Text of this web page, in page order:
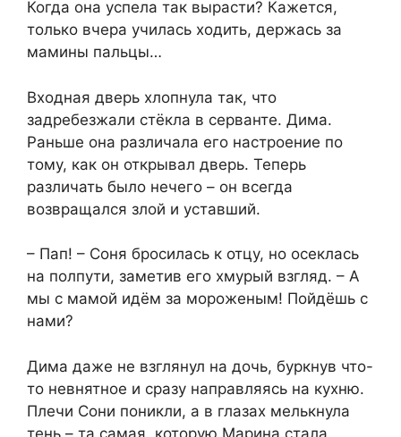
Когда она успела так вырасти? Кажется,
только вчера училась ходить, держась за
мамины пальцы…
Входная дверь хлопнула так, что
задребезжали стёкла в серванте. Дима.
Раньше она различала его настроение по
тому, как он открывал дверь. Теперь
различать было нечего – он всегда
возвращался злой и уставший.
– Пап! – Соня бросилась к отцу, но осеклась
на полпути, заметив его хмурый взгляд. – А
мы с мамой идём за мороженым! Пойдёшь с
нами?
Дима даже не взглянул на дочь, буркнув что-
то невнятное и сразу направляясь на кухню.
Плечи Сони поникли, а в глазах мелькнула
тень – та самая, которую Марина стала